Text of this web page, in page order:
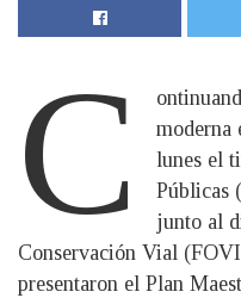
C
moderna
lunes el
Públicas
junto al
Conservación Vial
presentaron el Plan